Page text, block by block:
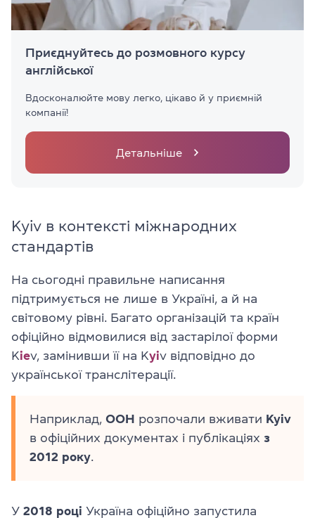
Приєднуйтесь до розмовного курсу
англійської
Вдосконалюйте мову легко, цікаво й у приємній
компанії!
Детальніше
Kyiv в контексті міжнародних
стандартів
На сьогодні правильне написання
підтримується не лише в Україні, а й на
світовому рівні. Багато організацій та країн
офіційно відмовилися від застарілої форми
Kiev, замінивши її на Kyiv відповідно до
української транслітерації.
Наприклад, ООН розпочали вживати Kyiv
в офіційних документах і публікаціях з
2012 року.
У 2018 році Україна офіційно запустила